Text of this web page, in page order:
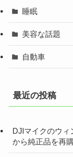
睡眠
美容な話題
自動車
最近の投稿
DJIマイクのウィ
から純正品を再